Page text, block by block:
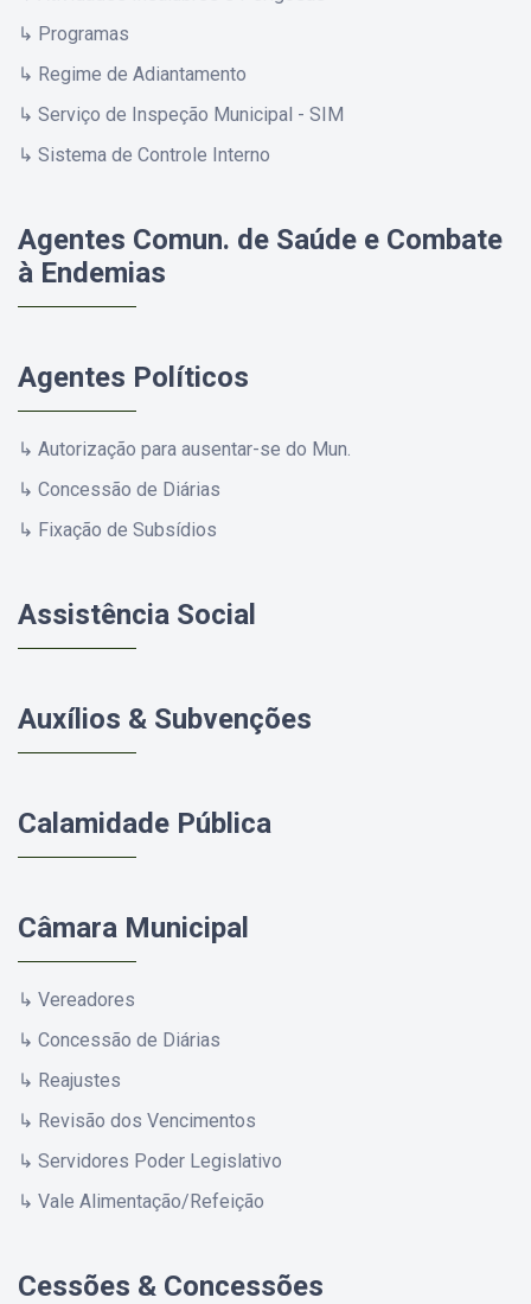
↳ Programas
↳ Regime de Adiantamento
↳ Serviço de Inspeção Municipal - SIM
↳ Sistema de Controle Interno
Agentes Comun. de Saúde e Combate
à Endemias
Agentes Políticos
↳ Autorização para ausentar-se do Mun.
↳ Concessão de Diárias
↳ Fixação de Subsídios
Assistência Social
Auxílios & Subvenções
Calamidade Pública
Câmara Municipal
↳ Vereadores
↳ Concessão de Diárias
↳ Reajustes
↳ Revisão dos Vencimentos
↳ Servidores Poder Legislativo
↳ Vale Alimentação/Refeição
Cessões & Concessões